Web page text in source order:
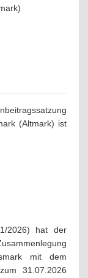
(Altmark) ist
2026) hat der
mit dem
31.07.2026